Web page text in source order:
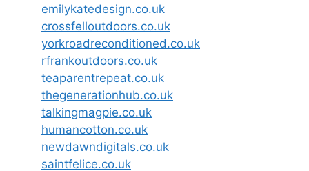
emilykatedesign.co.uk
crossfelloutdoors.co.uk
yorkroadreconditioned.co.uk
rfrankoutdoors.co.uk
teaparentrepeat.co.uk
thegenerationhub.co.uk
talkingmagpie.co.uk
humancotton.co.uk
newdawndigitals.co.uk
saintfelice.co.uk